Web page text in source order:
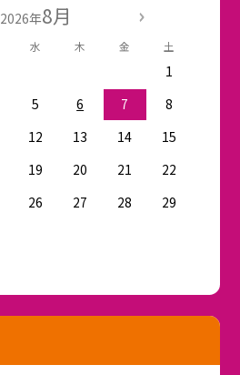
2026年8月
水 木 金 土
1
5 6 7
8
12 13 14
15
19 20 21
22
26 27 28
29